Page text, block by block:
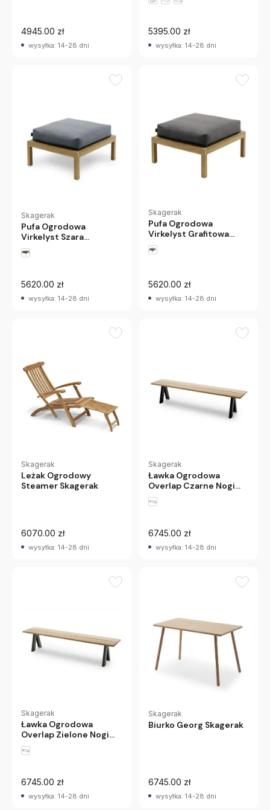
4945.00 zł
wysyłka: 14-28 dni
5395.00 zł
wysyłka: 14-28 dni
Skagerak
Pufa Ogrodowa
Virkelyst Szara
Skagerak
5620.00 zł
wysyłka: 14-28 dni
Skagerak
Pufa Ogrodowa
Virkelyst Grafitowa
Skagerak
5620.00 zł
wysyłka: 14-28 dni
Skagerak
Leżak Ogrodowy
Steamer Skagerak
6070.00 zł
wysyłka: 14-28 dni
Skagerak
Ławka Ogrodowa
Overlap Czarne Nogi
Skagerak
6745.00 zł
wysyłka: 14-28 dni
Skagerak
Ławka Ogrodowa
Overlap Zielone Nogi
Skagerak
6745.00 zł
wysyłka: 14-28 dni
Skagerak
Biurko Georg Skagerak
6745.00 zł
wysyłka: 14-28 dni